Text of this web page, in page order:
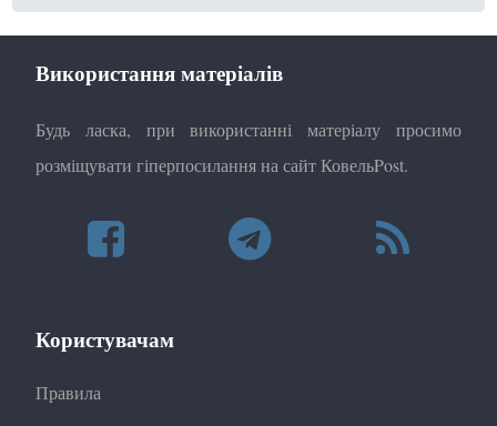
Використання матеріалів
Будь ласка, при використанні матеріалу просимо
розміщувати гіперпосилання на сайт КовельPost.
Користувачам
Правила